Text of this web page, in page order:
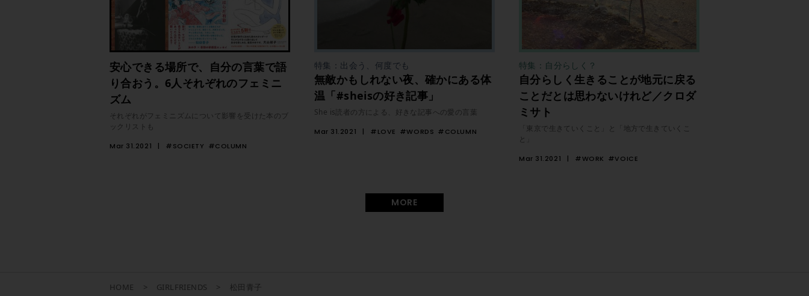
安心できる場所で、自分の言葉で語
り合おう。6人それぞれのフェミニ
ズム
それぞれがフェミニズムについて影響を受けた本のブ
ックリストも
Mar 31.2021 #SOCIETY #COLUMN
特集：出会う、何度でも
無敵かもしれない夜、確かにある体
温「#sheisの好き記事」
She is読者の方による、好きな記事への愛の言葉
Mar 31.2021 #LOVE #WORDS #COLUMN
特集：自分らしく？
自分らしく生きることが地元に戻る
ことだとは思わないけれど／クロダ
ミサト
「東京で生きていくこと」と「地方で生きていくこ
と」
Mar 31.2021 #WORK #VOICE
MORE
HOME GIRLFRIENDS 松田青子